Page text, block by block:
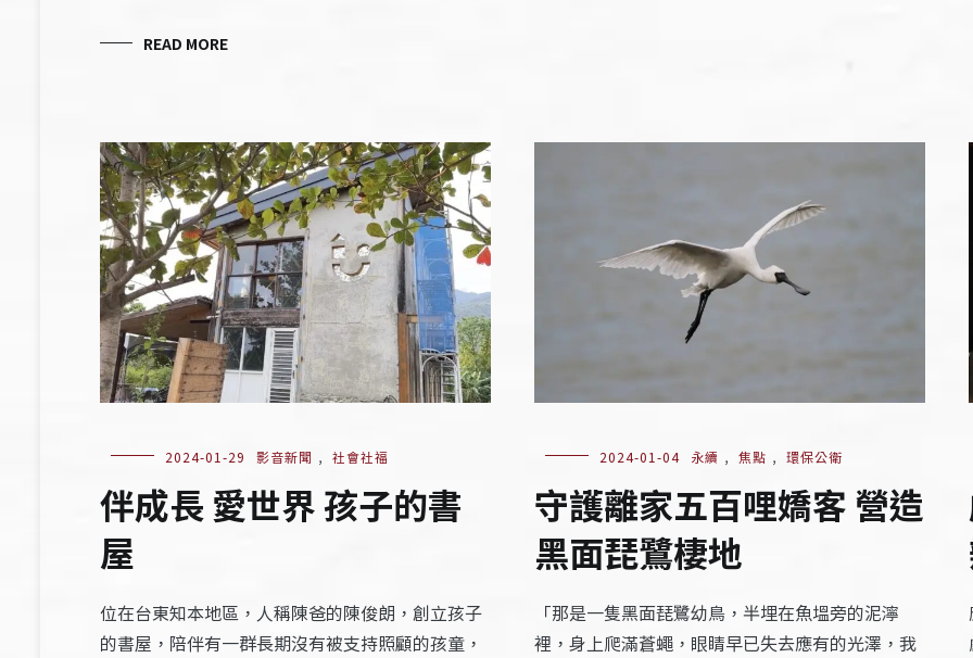
READ MORE
2024-01-29 影音新聞 , 社會社福
伴成長 愛世界 孩子的書
屋
位在台東知本地區，人稱陳爸的陳俊朗，創立孩子
的書屋，陪伴有一群長期沒有被支持照顧的孩童，
2024-01-04 永續 , 焦點 , 環保公衛
守護離家五百哩嬌客 營造
黑面琵鷺棲地
「那是一隻黑面琵鷺幼鳥，半埋在魚塭旁的泥濘
裡，身上爬滿蒼蠅，眼睛早已失去應有的光澤，我